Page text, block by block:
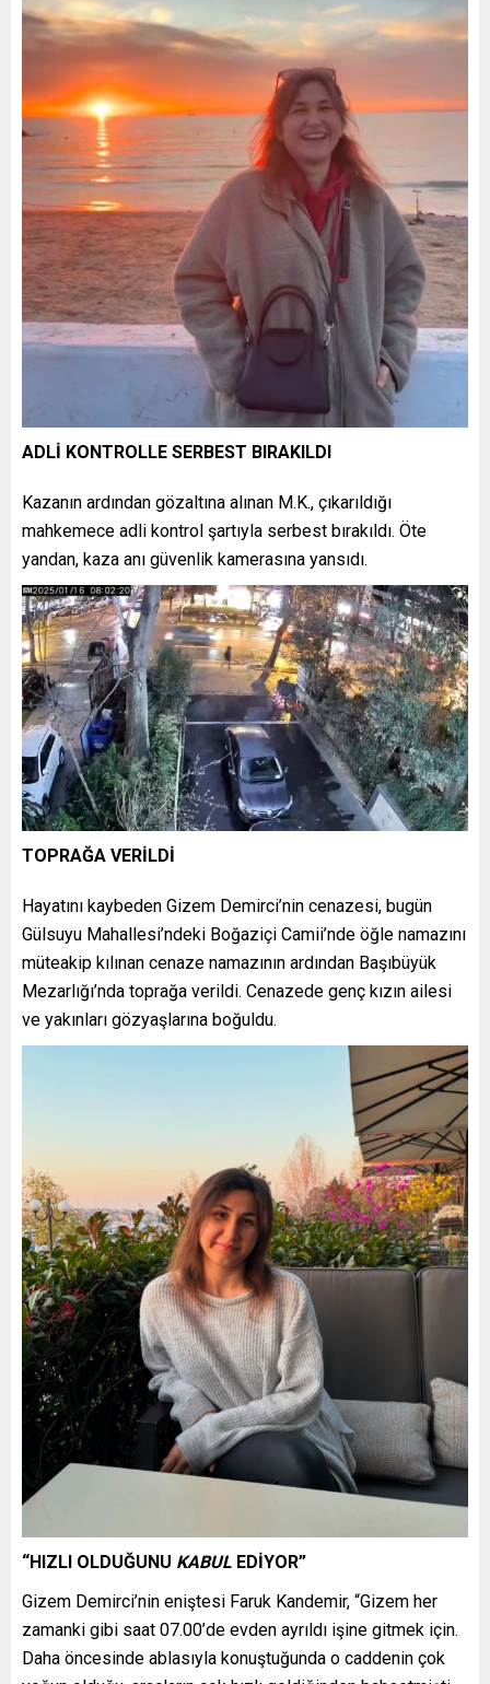
ADLİ KONTROLLE SERBEST BIRAKILDI
Kazanın ardından gözaltına alınan M.K., çıkarıldığı
mahkemece adli kontrol şartıyla serbest bırakıldı. Öte
yandan, kaza anı güvenlik kamerasına yansıdı.
TOPRAĞA VERİLDİ
Hayatını kaybeden Gizem Demirci’nin cenazesi, bugün
Gülsuyu Mahallesi’ndeki Boğaziçi Camii’nde öğle namazını
müteakip kılınan cenaze namazının ardından Başıbüyük
Mezarlığı’nda toprağa verildi. Cenazede genç kızın ailesi
ve yakınları gözyaşlarına boğuldu.
“HIZLI OLDUĞUNU KABUL EDİYOR”
Gizem Demirci’nin eniştesi Faruk Kandemir, “Gizem her
zamanki gibi saat 07.00’de evden ayrıldı işine gitmek için.
Daha öncesinde ablasıyla konuştuğunda o caddenin çok